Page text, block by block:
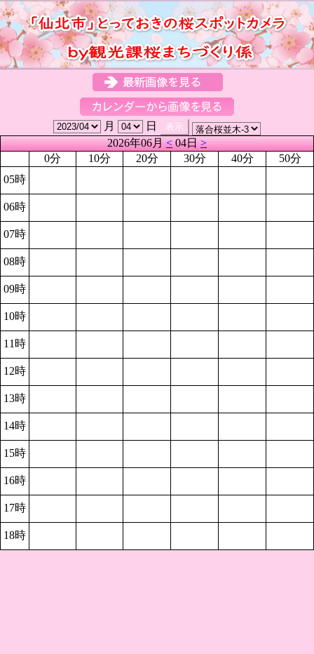
月
日
2026年06月<04日>
0分
10分 20分 30分 40分
50分
05時
06時
07時
08時
09時
10時
11時
12時
13時
14時
15時
16時
17時
18時